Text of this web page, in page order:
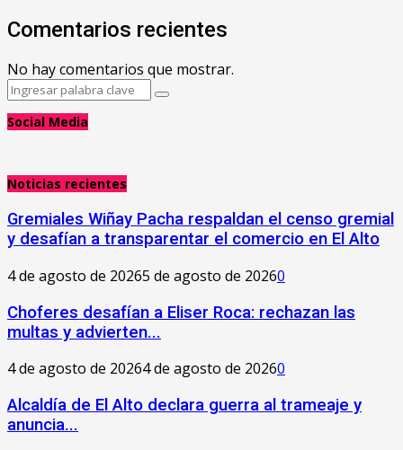
Comentarios recientes
No hay comentarios que mostrar.
Search
for:
Search
Social Media
Noticias recientes
Gremiales Wiñay Pacha respaldan el censo gremial
y desafían a transparentar el comercio en El Alto
4 de agosto de 20265 de agosto de 20260
Choferes desafían a Eliser Roca: rechazan las
multas y advierten...
4 de agosto de 20264 de agosto de 20260
‎Alcaldía de El Alto declara guerra al trameaje y
anuncia...